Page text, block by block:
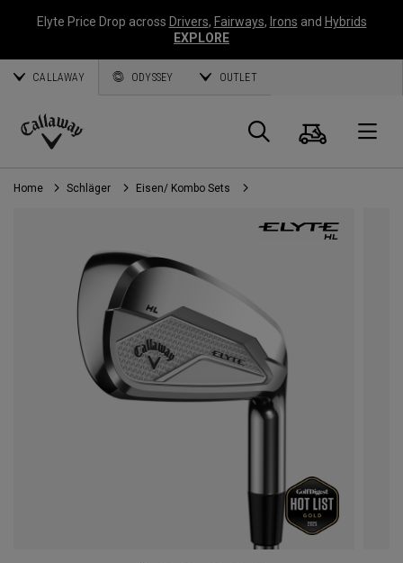
Elyte Price Drop across Drivers, Fairways, Irons and Hybrids
EXPLORE
CALLAWAY ODYSSEY OUTLET
Callaway
Golf
Suche
Home Schläger Eisen/ Kombo Sets